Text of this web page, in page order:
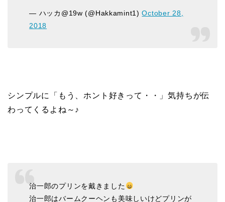
— ハッカ@19w (@Hakkamint1)October 28,
2018
シンプルに「もう、ホント好きって・・」気持ちが伝
わってくるよね～♪
治一郎のプリンを戴きました
治一郎はバームクーヘンも美味しいけどプリンが